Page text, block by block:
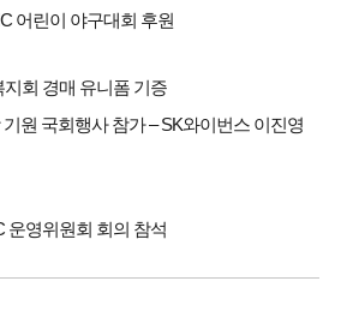
어린이 야구대회 후원
회 경매 유니폼 기증
기원 국회행사 참가 – SK와이번스 이진영
운영위원회 회의 참석